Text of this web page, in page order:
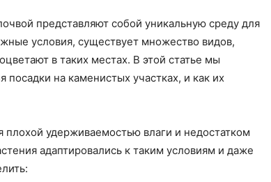
представляют собой уникальную среду для
условия, существует множество видов,
в таких местах. В этой статье мы
посадки на каменистых участках, и как их
плохой удерживаемостью влаги и недостатком
адаптировались к таким условиям и даже